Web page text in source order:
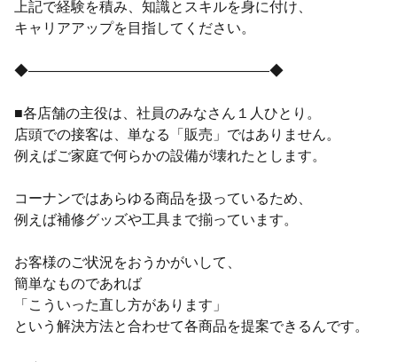
上記で経験を積み、知識とスキルを身に付け、
キャリアアップを目指してください。
◆―――――――――――――――――◆
■各店舗の主役は、社員のみなさん１人ひとり。
店頭での接客は、単なる「販売」ではありません。
例えばご家庭で何らかの設備が壊れたとします。
コーナンではあらゆる商品を扱っているため、
例えば補修グッズや工具まで揃っています。
お客様のご状況をおうかがいして、
簡単なものであれば
「こういった直し方があります」
という解決方法と合わせて各商品を提案できるんです。